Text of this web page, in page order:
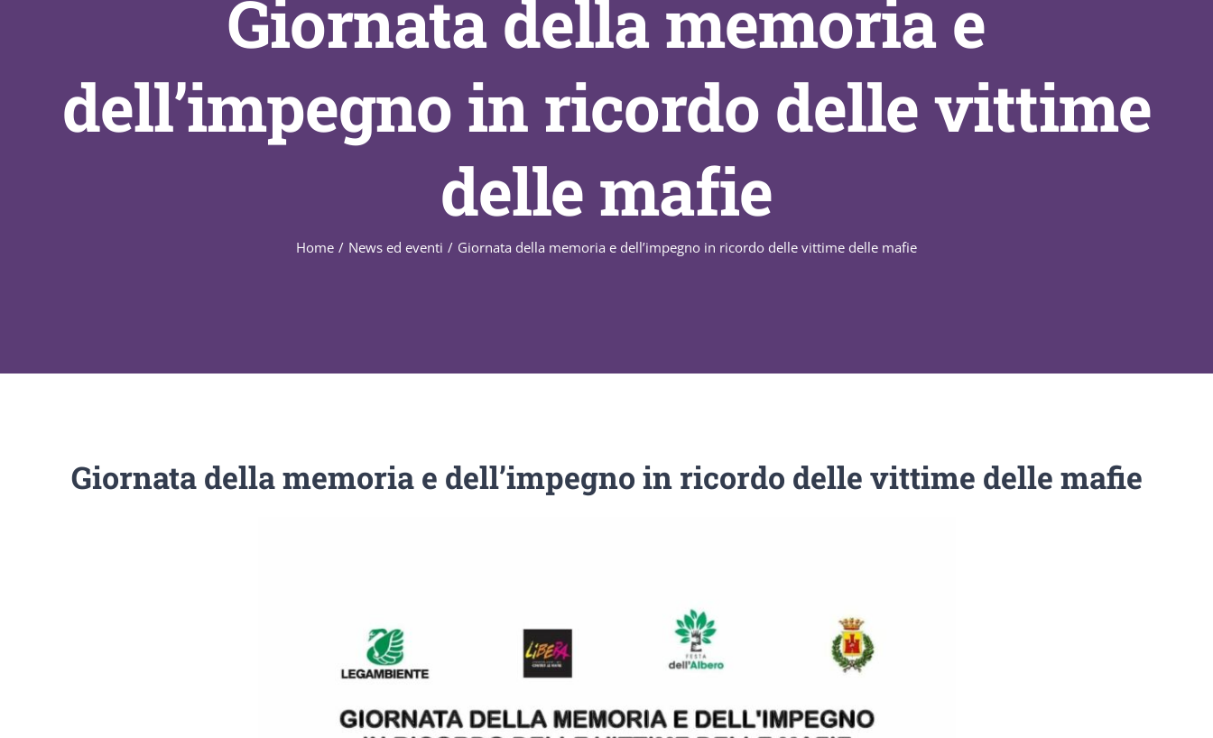
Giornata della memoria e
dell’impegno in ricordo delle vittime
delle mafie
Home / News ed eventi / Giornata della memoria e dell’impegno in ricordo delle vittime delle mafie
Giornata della memoria e dell’impegno in ricordo delle vittime delle mafie